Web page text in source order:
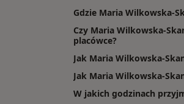
Gdzie Maria Wilkowska-
Czy Maria Wilkowska-
placówce?
Jak Maria Wilkowska-
Jak Maria Wilkowska-
W jakich godzinach